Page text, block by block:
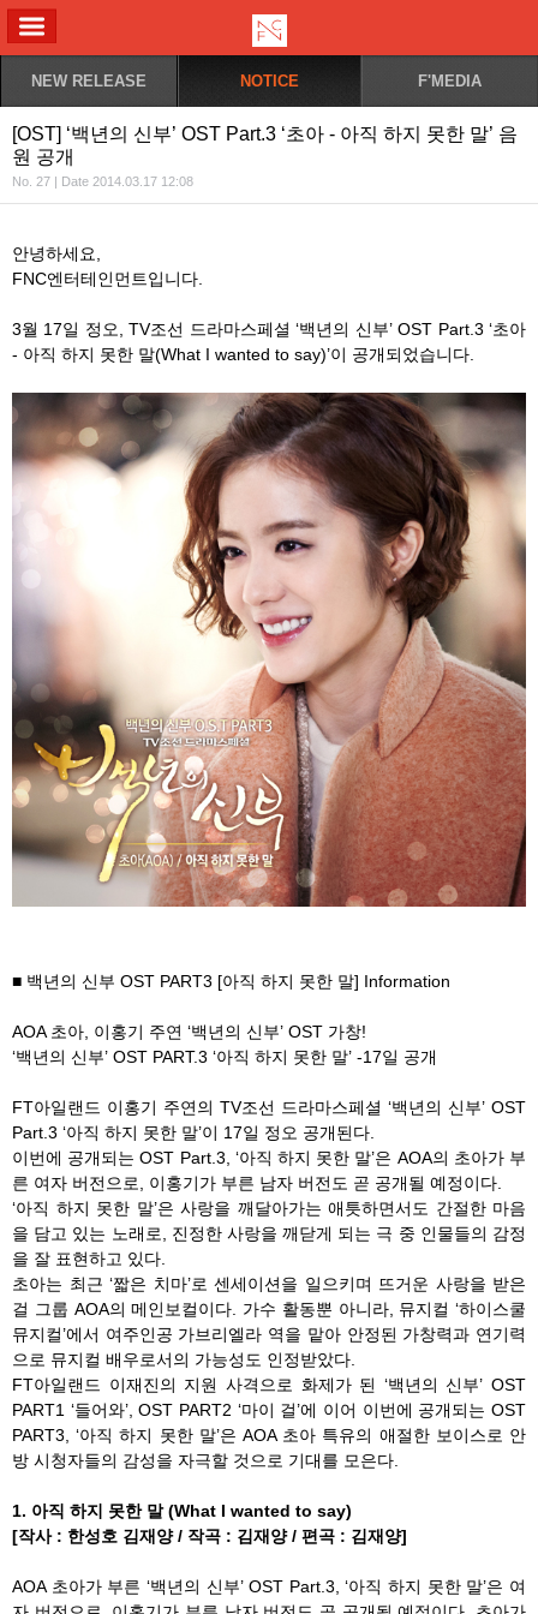
NEW RELEASE NOTICE F'MEDIA
[OST] ‘백년의 신부’ OST Part.3 ‘초아 - 아직 하지 못한 말’ 음
원 공개
No. 27 | Date 2014.03.17 12:08
안녕하세요,
FNC엔터테인먼트입니다.
3월 17일 정오, TV조선 드라마스페셜 ‘백년의 신부’ OST Part.3 ‘초아
- 아직 하지 못한 말(What I wanted to say)’이 공개되었습니다.
■ 백년의 신부 OST PART3 [아직 하지 못한 말] Information
AOA 초아, 이홍기 주연 ‘백년의 신부’ OST 가창!
‘백년의 신부’ OST PART.3 ‘아직 하지 못한 말’ -17일 공개
FT아일랜드 이홍기 주연의 TV조선 드라마스페셜 ‘백년의 신부’ OST
Part.3 ‘아직 하지 못한 말’이 17일 정오 공개된다.
이번에 공개되는 OST Part.3, ‘아직 하지 못한 말’은 AOA의 초아가 부
른 여자 버전으로, 이홍기가 부른 남자 버전도 곧 공개될 예정이다.
‘아직 하지 못한 말’은 사랑을 깨달아가는 애틋하면서도 간절한 마음
을 담고 있는 노래로, 진정한 사랑을 깨닫게 되는 극 중 인물들의 감정
을 잘 표현하고 있다.
초아는 최근 ‘짧은 치마’로 센세이션을 일으키며 뜨거운 사랑을 받은
걸 그룹 AOA의 메인보컬이다. 가수 활동뿐 아니라, 뮤지컬 ‘하이스쿨
뮤지컬’에서 여주인공 가브리엘라 역을 맡아 안정된 가창력과 연기력
으로 뮤지컬 배우로서의 가능성도 인정받았다.
FT아일랜드 이재진의 지원 사격으로 화제가 된 ‘백년의 신부’ OST
PART1 ‘들어와’, OST PART2 ‘마이 걸’에 이어 이번에 공개되는 OST
PART3, ‘아직 하지 못한 말’은 AOA 초아 특유의 애절한 보이스로 안
방 시청자들의 감성을 자극할 것으로 기대를 모은다.
1. 아직 하지 못한 말 (What I wanted to say)
[작사 : 한성호 김재양 / 작곡 : 김재양 / 편곡 : 김재양]
AOA 초아가 부른 ‘백년의 신부’ OST Part.3, ‘아직 하지 못한 말’은 여